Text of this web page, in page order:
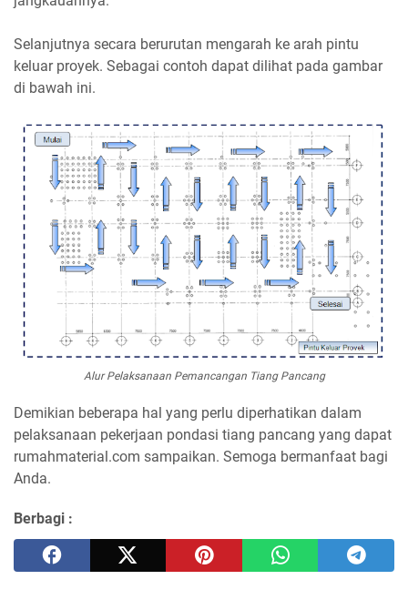
Selanjutnya secara berurutan mengarah ke arah pintu
keluar proyek. Sebagai contoh dapat dilihat pada gambar
di bawah ini.
Alur Pelaksanaan Pemancangan Tiang Pancang
Demikian beberapa hal yang perlu diperhatikan dalam
pelaksanaan pekerjaan pondasi tiang pancang yang dapat
rumahmaterial.com sampaikan. Semoga bermanfaat bagi
Anda.
Berbagi :